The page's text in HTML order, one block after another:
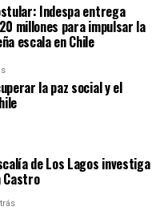
Indespa entrega
millones para impulsar la
escala en Chile
la paz social y el
de Los Lagos investiga
Castro